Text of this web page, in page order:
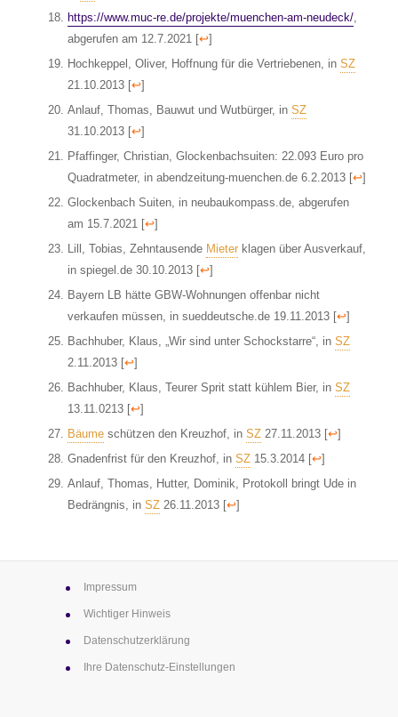
https://www.muc-re.de/projekte/muenchen-am-neudeck/,
abgerufen am 12.7.2021[↩]
Hochkeppel, Oliver, Hoffnung für die Vertriebenen, in SZ
21.10.2013[↩]
Anlauf, Thomas, Bauwut und Wutbürger, in SZ
31.10.2013[↩]
Pfaffinger, Christian, Glockenbachsuiten: 22.093 Euro pro
Quadratmeter, in abendzeitung-muenchen.de 6.2.2013[↩]
Glockenbach Suiten, in neubaukompass.de, abgerufen
am 15.7.2021[↩]
Lill, Tobias, Zehntausende Mieterklagen über Ausverkauf,
in spiegel.de 30.10.2013[↩]
Bayern LB hätte GBW-Wohnungen offenbar nicht
verkaufen müssen, in sueddeutsche.de 19.11.2013[↩]
Bachhuber, Klaus, „Wir sind unter Schockstarre“, in SZ
2.11.2013[↩]
Bachhuber, Klaus, Teurer Sprit statt kühlem Bier, in SZ
13.11.0213[↩]
Bäumeschützen den Kreuzhof, in SZ27.11.2013[↩]
Gnadenfrist für den Kreuzhof, in SZ15.3.2014[↩]
Anlauf, Thomas, Hutter, Dominik, Protokoll bringt Ude in
Bedrängnis, in SZ26.11.2013[↩]
Impressum
Wichtiger Hinweis
Datenschutz­erklärung
Ihre Datenschutz-Einstellungen